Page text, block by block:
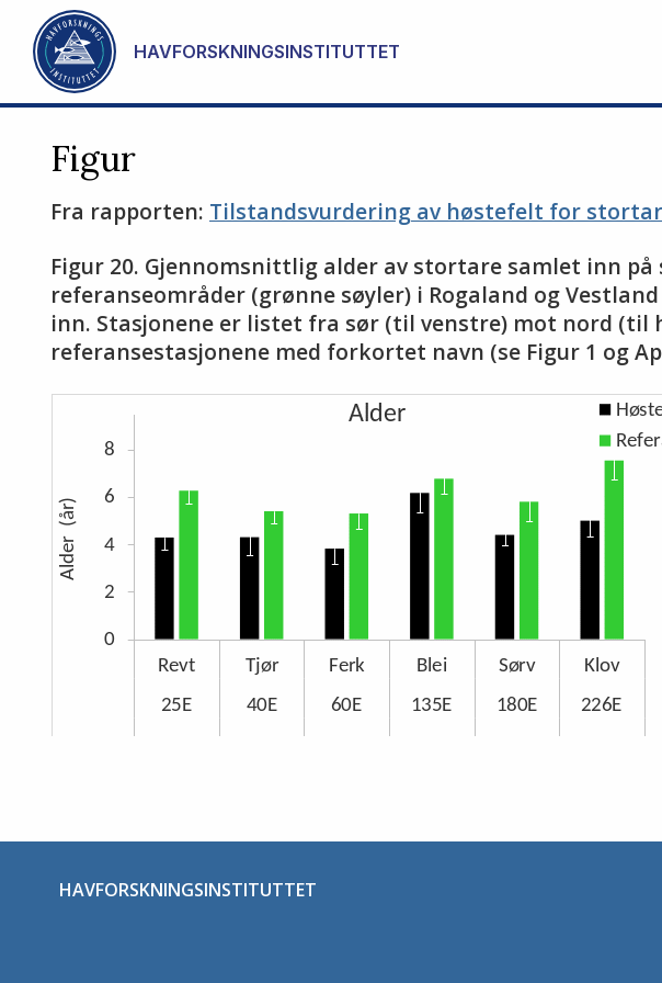
Gå til hovedinnhold
HAVFORSKNINGSINSTITUTTET
Figur
Fra rapporten: Tilstandsvurdering av høstefelt for
Figur 20. Gjennomsnittlig alder av stortare samlet inn
referanseområder (grønne søyler) i Rogaland og
inn. Stasjonene er listet fra sør (til venstre) mot nord
referansestasjonene med forkortet navn (se Figur 1 og
HAVFORSKNINGSINSTITUTTET